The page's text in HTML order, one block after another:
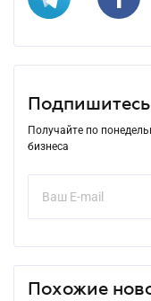
Получайте по
бизнеса
Похожие